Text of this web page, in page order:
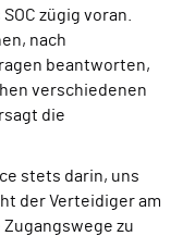
zügig voran.
nach
beantworten,
verschiedenen
die
stets darin, uns
der Verteidiger am
zu